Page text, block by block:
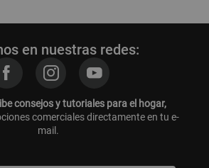
en nuestras redes:
consejos y tutoriales para el hogar,
comerciales directamente en tu e-
mail.